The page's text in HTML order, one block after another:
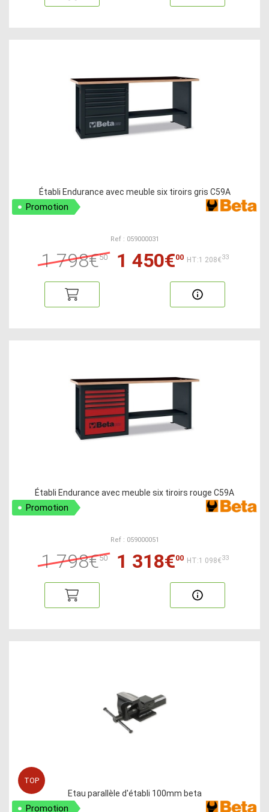
Établi Endurance avec meuble six tiroirs gris C59A
Promotion
Ref : 059000031
1 798€50 1 450€00 HT:1 208€33
Établi Endurance avec meuble six tiroirs rouge C59A
Promotion
Ref : 059000051
1 798€50 1 318€00 HT:1 098€33
Etau parallèle d'établi 100mm beta
Promotion
TOP